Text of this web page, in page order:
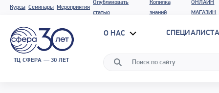
Курсы Семинары Мероприятия
Опубликовать
статью
Копилка
знаний
ОНЛАЙН
МАГАЗИН
ТЦ СФЕРА — 30 ЛЕТ
О НАС